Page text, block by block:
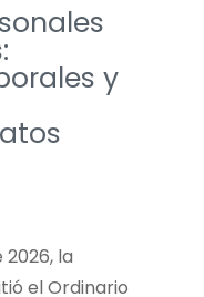
y
la
el Ordinario